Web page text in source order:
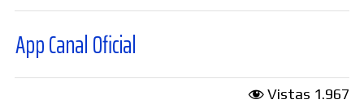
Oficial
Vistas 1.967